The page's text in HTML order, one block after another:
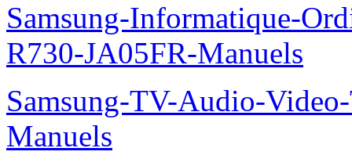
Samsung-Informatique-
R730-JA05FR-Manuels
Samsung-TV-Audio-
Manuels